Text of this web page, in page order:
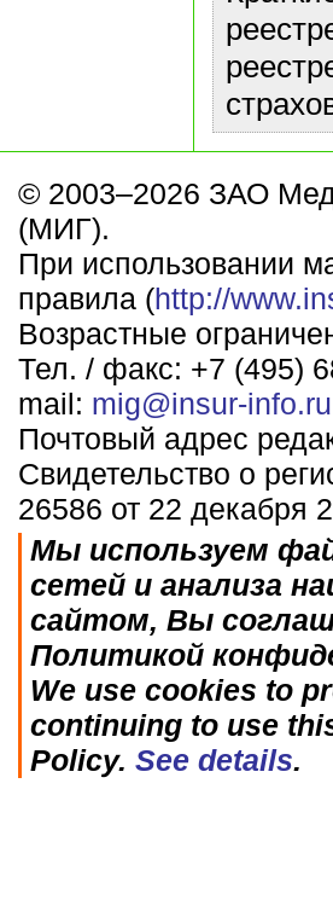
© 2003–2026 ЗАО
(МИГ).
При использовании
правила (http://
Возрастные
Тел. / факс: +7 (495)
mail: mig@insur-info.ru
Почтовый адрес
Свидетельство о
26586 от 22 декабря
Мы используем
сетей и анализа
сайтом, Вы
Политикой
We use cookies to
continuing to use
Policy. See details.